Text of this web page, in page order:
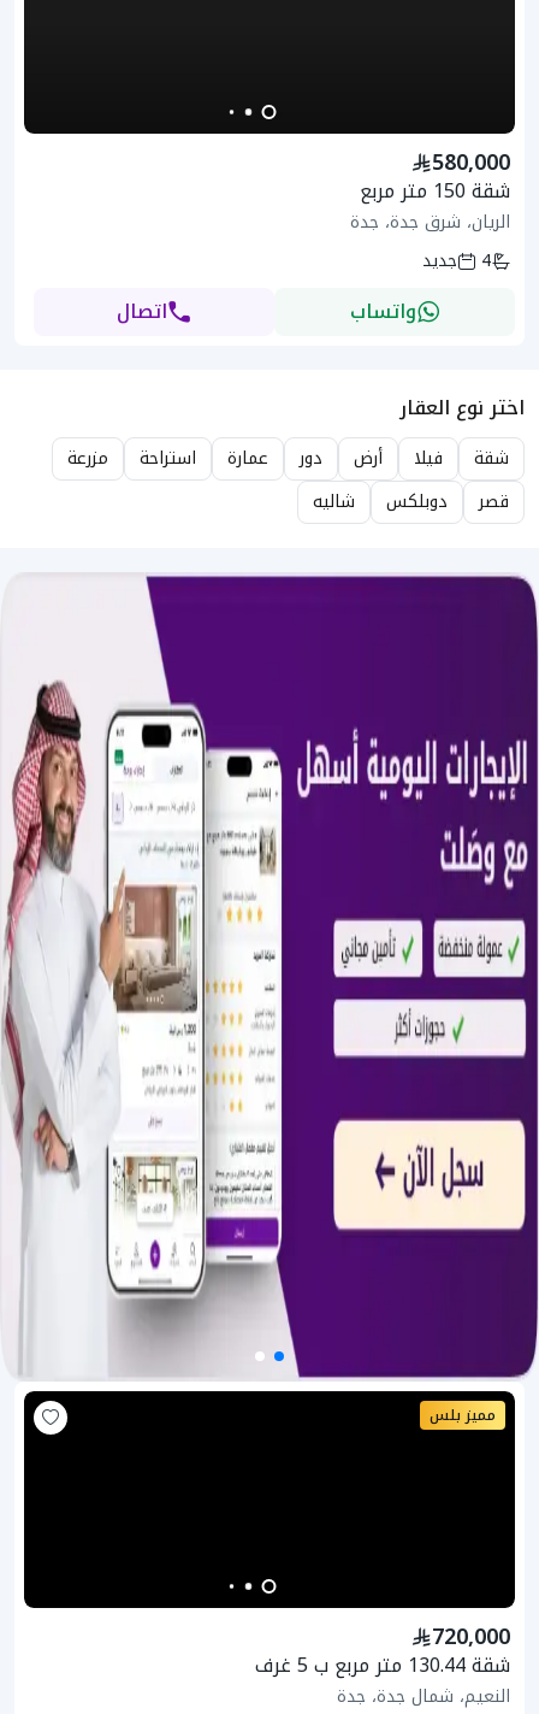
580,000
شقة 150 متر مربع
الريان، شرق جدة، جدة
4
جديد
واتساب اتصال
اختر نوع العقار
شقة فيلا أرض دور عمارة استراحة
مزرعة
قصر
دوبلكس شاليه
مميز بلس
720,000
شقة 130.44 متر مربع ب 5 غرف
النعيم، شمال جدة، جدة